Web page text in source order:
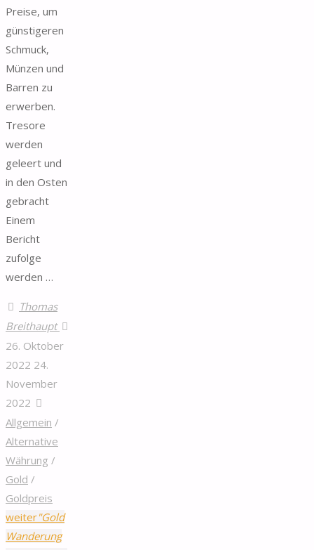
Preise, um
günstigeren
Schmuck,
Münzen und
Barren zu
erwerben.
Tresore
werden
geleert und
in den Osten
gebracht
Einem
Bericht
zufolge
werden …
Thomas
Breithaupt
26. Oktober
2022 24.
November
2022
Allgemein /
Alternative
Währung /
Gold /
Goldpreis
weiter"Gold
Wanderung